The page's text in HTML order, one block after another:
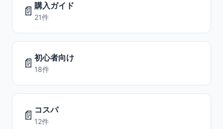
📄 購入ガイド
21件
📄 初心者向け
18件
📄 コスパ
12件